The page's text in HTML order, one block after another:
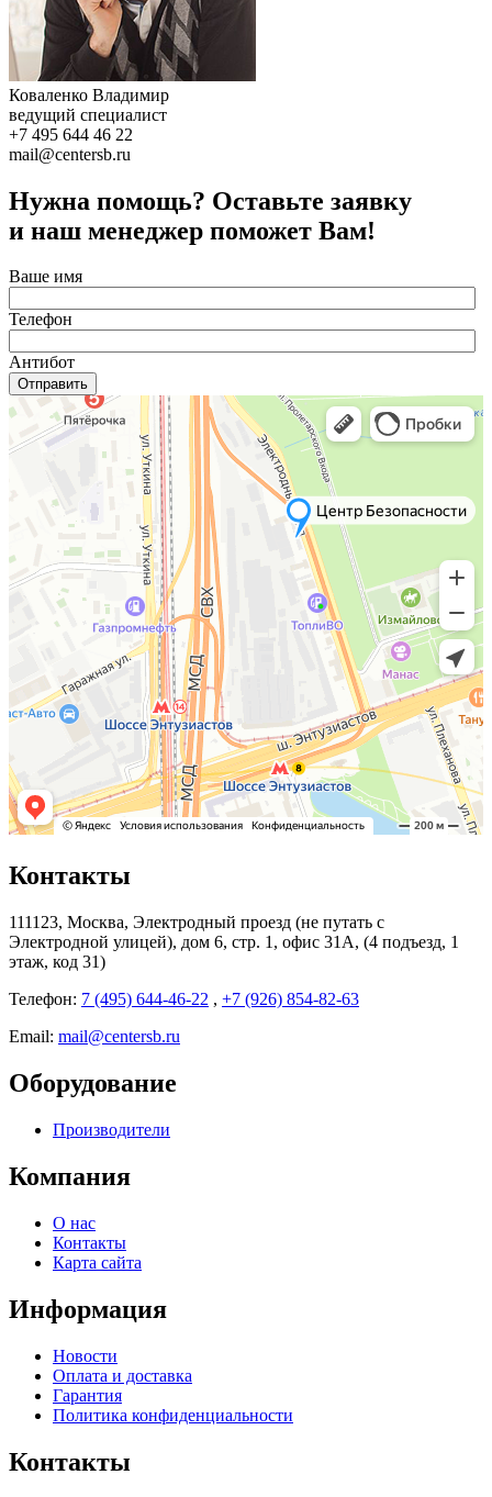
Коваленко Владимир
ведущий специалист
+7 495 644 46 22
mail@centersb.ru
Нужна помощь? Оставьте заявку
и наш менеджер поможет Вам!
Ваше имя
Телефон
Антибот
Отправить
Контакты
111123, Москва, Электродный проезд (не путать с
Электродной улицей), дом 6, стр. 1, офис 31А, (4 подъезд, 1
этаж, код 31)
Телефон: 7 (495) 644-46-22 , +7 (926) 854-82-63
Email: mail@centersb.ru
Оборудование
Производители
Компания
О нас
Контакты
Карта сайта
Информация
Новости
Оплата и доставка
Гарантия
Политика конфиденциальности
Контакты